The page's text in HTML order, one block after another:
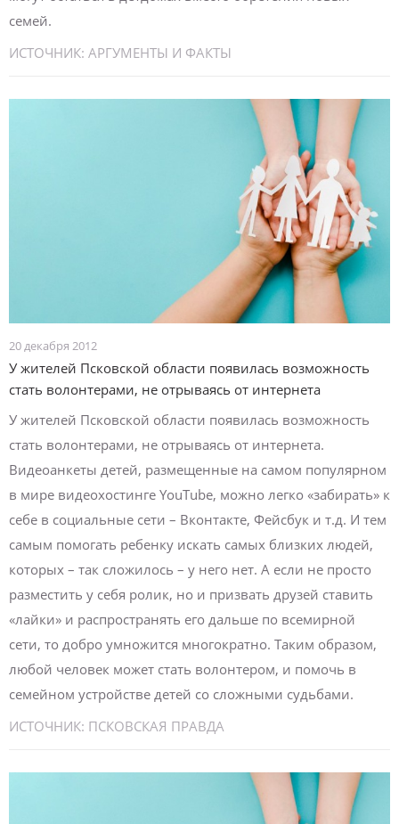
семей.
ИСТОЧНИК: АРГУМЕНТЫ И ФАКТЫ
20 декабря 2012
У жителей Псковской области появилась возможность
стать волонтерами, не отрываясь от интернета
У жителей Псковской области появилась возможность
стать волонтерами, не отрываясь от интернета.
Видеоанкеты детей, размещенные на самом популярном
в мире видеохостинге YouTube, можно легко «забирать» к
себе в социальные сети – Вконтакте, Фейсбук и т.д. И тем
самым помогать ребенку искать самых близких людей,
которых – так сложилось – у него нет. А если не просто
разместить у себя ролик, но и призвать друзей ставить
«лайки» и распространять его дальше по всемирной
сети, то добро умножится многократно. Таким образом,
любой человек может стать волонтером, и помочь в
семейном устройстве детей со сложными судьбами.
ИСТОЧНИК: ПСКОВСКАЯ ПРАВДА